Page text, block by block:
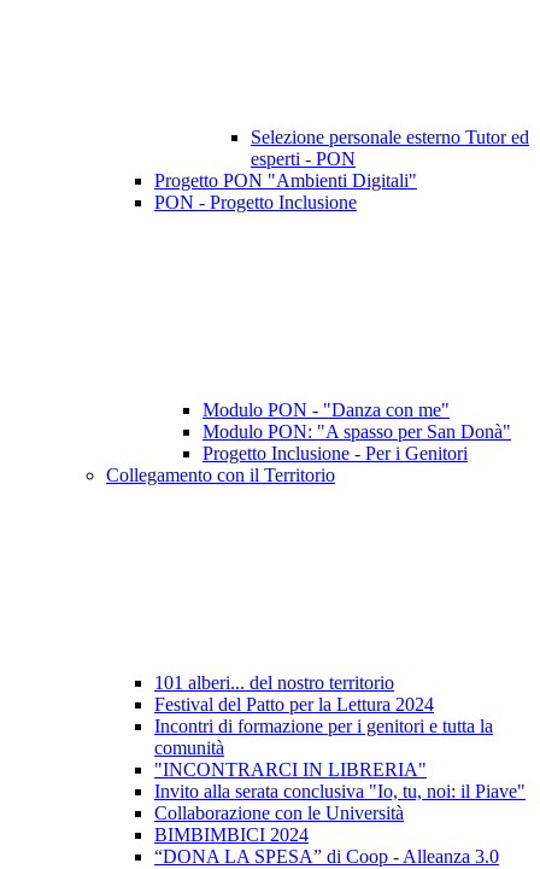
Selezione personale esterno Tutor ed
esperti - PON
Progetto PON "Ambienti Digitali"
PON - Progetto Inclusione
Modulo PON - "Danza con me"
Modulo PON: "A spasso per San Donà"
Progetto Inclusione - Per i Genitori
Collegamento con il Territorio
101 alberi... del nostro territorio
Festival del Patto per la Lettura 2024
Incontri di formazione per i genitori e tutta la
comunità
"INCONTRARCI IN LIBRERIA"
Invito alla serata conclusiva "Io, tu, noi: il Piave"
Collaborazione con le Università
BIMBIMBICI 2024
“DONA LA SPESA” di Coop - Alleanza 3.0